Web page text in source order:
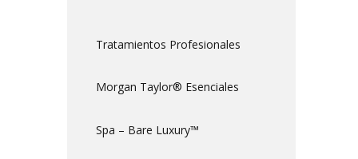
Tratamientos Profesionales
Morgan Taylor® Esenciales
Spa – Bare Luxury™